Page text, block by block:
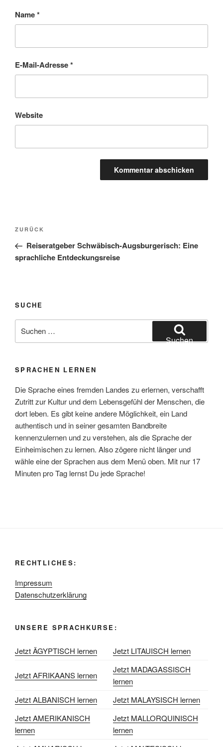
Name*
E-Mail-Adresse*
Website
Beitragsnavigation
Vorheriger
Beitrag
ZURÜCK
Reiseratgeber Schwäbisch-Augsburgerisch: Eine
sprachliche Entdeckungsreise
SUCHE
nach:
Suchen
SPRACHEN LERNEN
Die Sprache eines fremden Landes zu erlernen, verschafft
Zutritt zur Kultur und dem Lebensgefühl der Menschen, die
dort leben. Es gibt keine andere Möglichkeit, ein Land
authentisch und in seiner gesamten Bandbreite
kennenzulernen und zu verstehen, als die Sprache der
Einheimischen zu lernen. Also zögere nicht länger und
wähle eine der Sprachen aus dem Menü oben. Mit nur 17
Minuten pro Tag lernst Du jede Sprache!
RECHTLICHES:
Impressum
Datenschutzerklärung
UNSERE SPRACHKURSE:
Jetzt ÄGYPTISCH lernen Jetzt LITAUISCH lernen
Jetzt AFRIKAANS lernen
Jetzt MADAGASSISCH
lernen
Jetzt ALBANISCH lernen
Jetzt MALAYSISCH lernen
Jetzt AMERIKANISCH
lernen
Jetzt MALLORQUINISCH
lernen